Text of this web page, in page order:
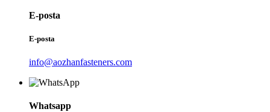
E-posta
E-posta
info@aozhanfasteners.com
Whatsapp